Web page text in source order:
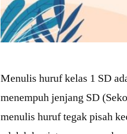
Menulis huruf kelas 1 SD
menempuh jenjang SD
menulis huruf tegak pisah